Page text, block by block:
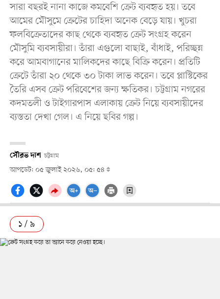
সারা বছরই নানা কাজে কমবেশি ক্রেট ব্যবহৃত হয়। তবে
আমের মৌসুমে ক্রেটের চাহিদা অনেক বেড়ে যায়। খুচরা
ফলবিক্রেতাদের কাছ থেকে ব্যবহৃত ক্রেট সংগ্রহ করেন
মৌসুমি ব্যবসায়ীরা। তাঁরা এগুলো বাছাই, বাঁধাই, পরিচ্ছন্ন
করে আমবাগানের মালিকদের কাছে বিক্রি করেন। প্রতিটি
ক্রেটে তাঁরা ২০ থেকে ৩০ টাকা লাভ করেন। তবে প্লাস্টিকের
তৈরি এসব ক্রেট পরিবেশের জন্য ক্ষতিকর। চট্টগ্রাম নগরের
কদমতলী ও টাইগারপাস এলাকায় ক্রেট নিয়ে ব্যবসায়ীদের
ব্যস্ততা দেখা গেল। এ নিয়ে ছবির গল্প।
সৌরভ দাশ চট্টগ্রাম
আপডেট: ০৫ জুলাই ২০২৬, ০৫: ৫৪
১ / ৯